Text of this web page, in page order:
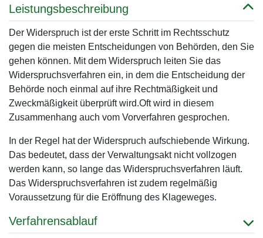
Leistungsbeschreibung
Der Widerspruch ist der erste Schritt im Rechtsschutz
gegen die meisten Entscheidungen von Behörden, den Sie
gehen können. Mit dem Widerspruch leiten Sie das
Widerspruchsverfahren ein, in dem die Entscheidung der
Behörde noch einmal auf ihre Rechtmäßigkeit und
Zweckmäßigkeit überprüft wird.Oft wird in diesem
Zusammenhang auch vom Vorverfahren gesprochen.
In der Regel hat der Widerspruch aufschiebende Wirkung.
Das bedeutet, dass der Verwaltungsakt nicht vollzogen
werden kann, so lange das Widerspruchsverfahren läuft.
Das Widerspruchsverfahren ist zudem regelmäßig
Voraussetzung für die Eröffnung des Klageweges.
Verfahrensablauf